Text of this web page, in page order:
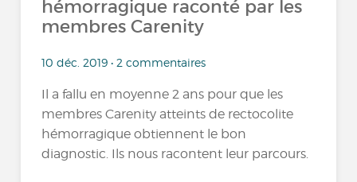
hémorragique raconté par les
membres Carenity
10 déc. 2019 • 2 commentaires
Il a fallu en moyenne 2 ans pour que les
membres Carenity atteints de rectocolite
hémorragique obtiennent le bon
diagnostic. Ils nous racontent leur parcours.